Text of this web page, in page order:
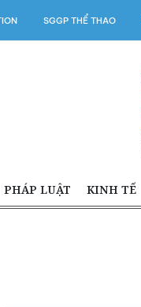
SGGP THỂ THAO
PHÁP LUẬT KINH TẾ